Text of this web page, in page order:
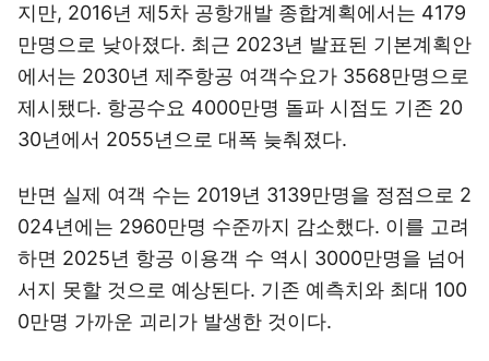
지만, 2016년 제5차 공항개발 종합계획에서는 4179
만명으로 낮아졌다. 최근 2023년 발표된 기본계획안
에서는 2030년 제주항공 여객수요가 3568만명으로
제시됐다. 항공수요 4000만명 돌파 시점도 기존 20
30년에서 2055년으로 대폭 늦춰졌다.
반면 실제 여객 수는 2019년 3139만명을 정점으로 2
024년에는 2960만명 수준까지 감소했다. 이를 고려
하면 2025년 항공 이용객 수 역시 3000만명을 넘어
서지 못할 것으로 예상된다. 기존 예측치와 최대 100
0만명 가까운 괴리가 발생한 것이다.